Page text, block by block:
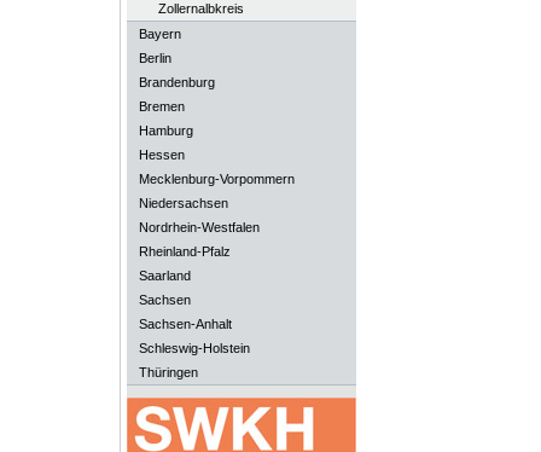
Zollernalbkreis
Bayern
Berlin
Brandenburg
Bremen
Hamburg
Hessen
Mecklenburg-Vorpommern
Niedersachsen
Nordrhein-Westfalen
Rheinland-Pfalz
Saarland
Sachsen
Sachsen-Anhalt
Schleswig-Holstein
Thüringen